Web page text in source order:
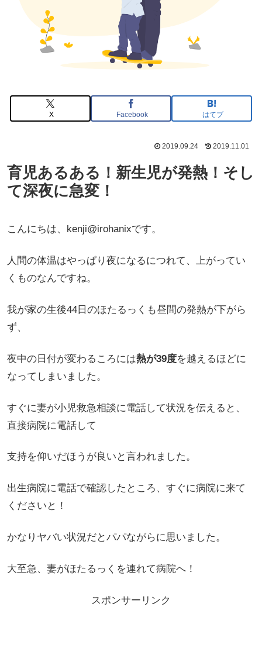
X Facebook はてブ
2019.09.24 2019.11.01
育児あるある！新生児が発熱！そし
て深夜に急変！
こんにちは、kenji@irohanixです。
人間の体温はやっぱり夜になるにつれて、上がってい
くものなんですね。
我が家の生後44日のほたるっくも昼間の発熱が下がら
ず、
夜中の日付が変わるころには熱が39度を越えるほどに
なってしまいました。
すぐに妻が小児救急相談に電話して状況を伝えると、
直接病院に電話して
支持を仰いだほうが良いと言われました。
出生病院に電話で確認したところ、すぐに病院に来て
くださいと！
かなりヤバい状況だとパパながらに思いました。
大至急、妻がほたるっくを連れて病院へ！
スポンサーリンク